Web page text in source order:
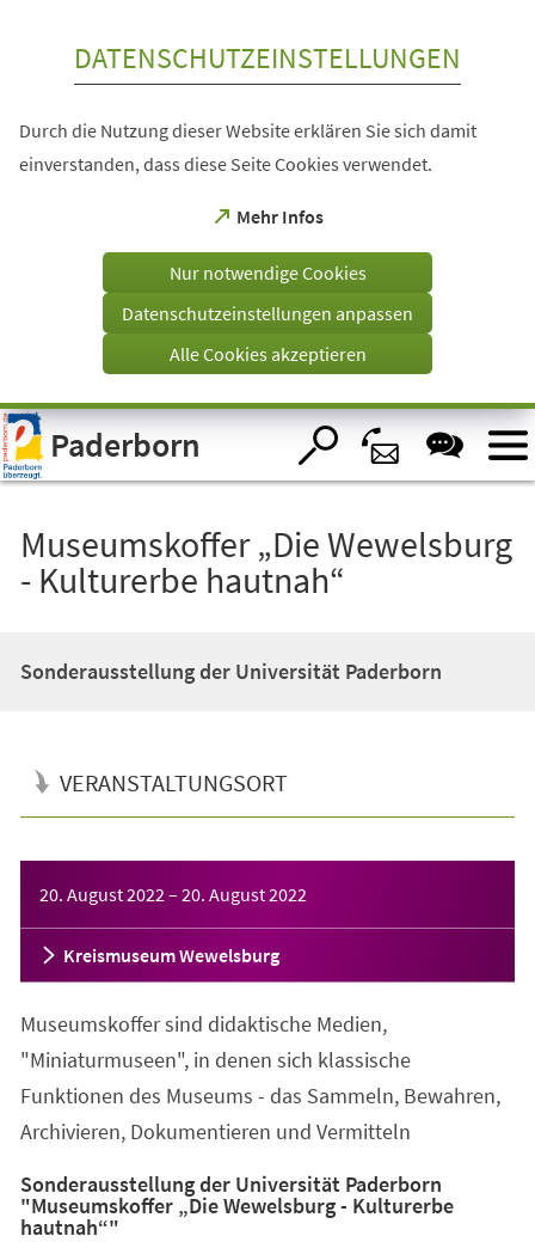
Visuelle
Assistenzsoftware
öffnen.
DATENSCHUTZEINSTELLUNGEN
Durch die Nutzung dieser Website erklären Sie sich damit
einverstanden, dass diese Seite Cookies verwendet.
Mehr Infos
(Öffnet
einem
Tab)
Nur notwendige Cookies
Datenschutzeinstellungen anpassen
Alle Cookies akzeptieren
Paderborn
Museumskoffer „Die Wewelsburg
- Kulturerbe hautnah“
Sonderausstellung der Universität Paderborn
VERANSTALTUNGSORT
20. August 2022 – 20. August 2022
Kreismuseum Wewelsburg
Museumskoffer sind didaktische Medien,
"Miniaturmuseen", in denen sich klassische
Funktionen des Museums - das Sammeln, Bewahren,
Archivieren, Dokumentieren und Vermitteln
Sonderausstellung der Universität Paderborn
"Museumskoffer „Die Wewelsburg - Kulturerbe
hautnah“"